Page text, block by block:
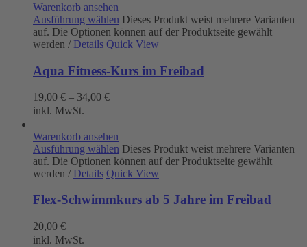
Warenkorb ansehen
Ausführung wählen Dieses Produkt weist mehrere Varianten
auf. Die Optionen können auf der Produktseite gewählt
werden / Details Quick View
Aqua Fitness-Kurs im Freibad
19,00 € – 34,00 €
inkl. MwSt.
Warenkorb ansehen
Ausführung wählen Dieses Produkt weist mehrere Varianten
auf. Die Optionen können auf der Produktseite gewählt
werden / Details Quick View
Flex-Schwimmkurs ab 5 Jahre im Freibad
20,00 €
inkl. MwSt.